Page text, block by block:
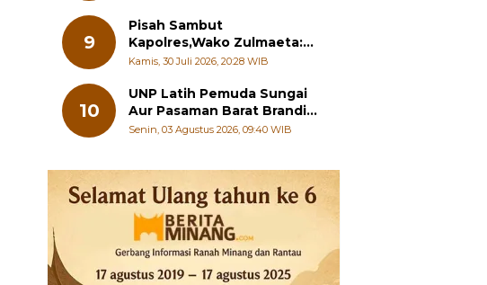
Kesehatan
9
Pisah Sambut
Kapolres,Wako Zulmaeta:
Sinergi Pemko dan Polres
Pembangunan
Kamis, 30 Juli 2026, 20:28 WIB
10
UNP Latih Pemuda Sungai
Aur Pasaman Barat Branding
Wisata Beringin
Senin, 03 Agustus 2026, 09:40 WIB